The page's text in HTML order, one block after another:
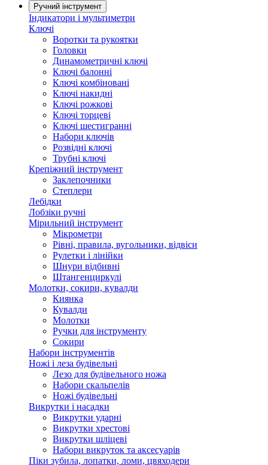
Ручний інструмент
Індикатори і мультиметри
Ключі
Воротки та рукоятки
Головки
Динамометричні ключі
Ключі балонні
Ключі комбіновані
Ключі накидні
Ключі рожкові
Ключі торцеві
Ключі шестигранні
Набори ключів
Розвідні ключі
Трубні ключі
Крепіжний інструмент
Заклепочники
Степлери
Лебідки
Лобзіки ручні
Мірильний інструмент
Мікрометри
Рівні, правила, вугольники, відвіси
Рулетки і лінійки
Шнури відбивні
Штангенциркулі
Молотки, сокири, кувалди
Киянка
Кувалди
Молотки
Ручки для інструменту
Сокири
Набори інструментів
Ножі і леза будівельні
Лезо для будівельного ножа
Набори скальпелів
Ножі будівельні
Викрутки і насадки
Викрутки ударні
Викрутки хрестові
Викрутки шліцеві
Набори викруток та аксесуарів
Піки зубила, лопатки, ломи, цвяходери